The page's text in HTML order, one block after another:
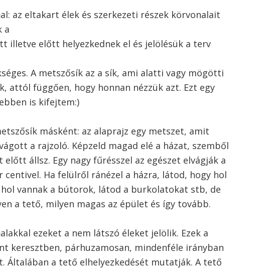
az eltakart élek és szerkezeti részek körvonalait
a
illetve előtt helyezkednek el és jelölésük a terv
A metszősík az a sík, ami alatti vagy mögötti
attól függően, hogy honnan nézzük azt. Ezt egy
is kifejtem:)
másként: az alaprajz egy metszet, amit
a rajzoló. Képzeld magad elé a házat, szemből
előtt állsz. Egy nagy fűrésszel az egészet elvágják a
Ha felülről ránézel a házra, látod, hogy hol
hol vannak a bútorok, látod a burkolatokat stb, de
a tető, milyen magas az épület és így tovább.
ezeket a nem látszó éleket jelölik. Ezek a
keresztben, párhuzamosan, mindenféle irányban
Általában a tető elhelyezkedését mutatják. A tető